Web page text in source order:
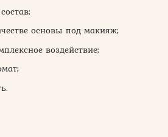
основы под макияж;
воздействие;